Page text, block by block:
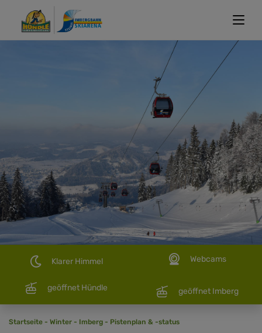
Klarer Himmel
geöffnet Hündle geöffnet Imberg
Webcams
Startseite - Winter - Imberg - Pistenplan & -status